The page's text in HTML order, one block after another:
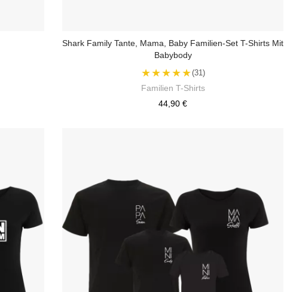
Shark Family Tante, Mama, Baby Familien-Set T-Shirts Mit
Babybody
★★★★★(31)
Familien T-Shirts
44,90 €